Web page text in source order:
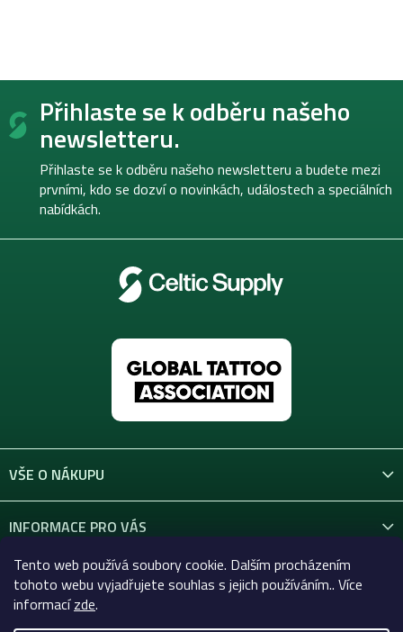
Tento web používá soubory cookie. Dalším procházením
tohoto webu vyjadřujete souhlas s jejich používáním.. Více
informacízde.
Z
Přihlaste se k odběru našeho
newsletteru.
Přihlaste se k odběru našeho newsletteru a budete mezi
prvními, kdo se dozví o novinkách, událostech a speciálních
nabídkách.
VŠE O NÁKUPU
INFORMACE PRO VÁS
KONTAKT